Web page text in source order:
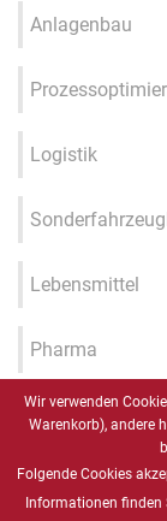
Anlagenbau
Logistik
Lebensmittel
Pharma
Industrie 4.0 /
Wir verwenden
Warenkorb), andere
Folgende Cookies
Informationen finden